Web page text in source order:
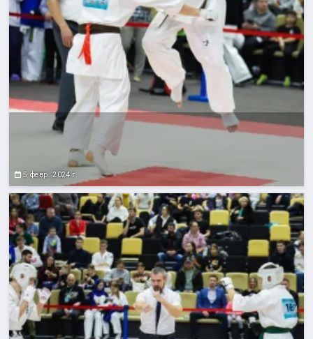
5 февр. 2024 г.